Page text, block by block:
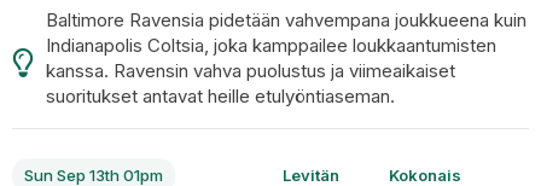
Baltimore Ravensia pidetään vahvempana joukkueena kuin
Indianapolis Coltsia, joka kamppailee loukkaantumisten
kanssa. Ravensin vahva puolustus ja viimeaikaiset
suoritukset antavat heille etulyöntiaseman.
Sun Sep 13th 01pm Levitän Kokonais